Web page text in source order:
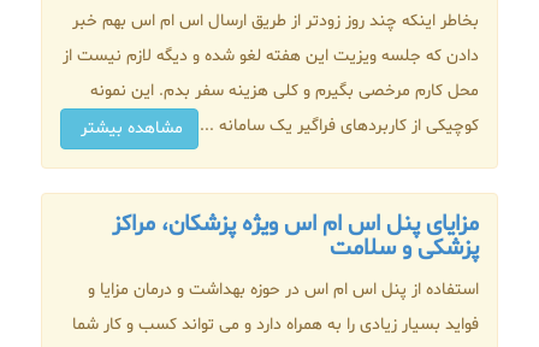
بخاطر اینکه چند روز زودتر از طریق ارسال اس ام اس بهم خبر
دادن که جلسه ویزیت این هفته لغو شده و دیگه لازم نیست از
محل کارم مرخصی بگیرم و کلی هزینه سفر بدم. این نمونه
کوچیکی از کاربردهای فراگیر یک سامانه ...
مشاهده بیشتر
مزایای پنل اس ام اس ویژه پزشکان، مراکز
پزشکی و سلامت
استفاده از پنل اس ام اس در حوزه بهداشت و درمان مزایا و
فواید بسیار زیادی را به همراه دارد و می تواند کسب و کار شما